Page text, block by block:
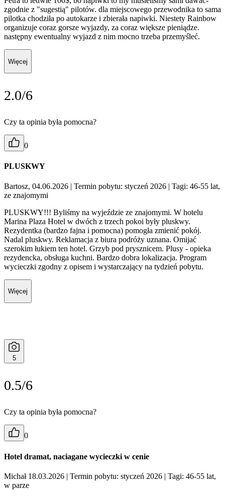
zgodnie z "sugestią" pilotów. dla miejscowego przewodnika to sama
pilotka chodziła po autokarze i zbierała napiwki. Niestety Rainbow
organizuje coraz gorsze wyjazdy, za coraz większe pieniądze.
następny ewentualny wyjazd z nim mocno trzeba przemyśleć.
Więcej
2.0/6
Czy ta opinia była pomocna?
0
PLUSKWY
Bartosz, 04.06.2026 | Termin pobytu: styczeń 2026 | Tagi: 46-55 lat,
ze znajomymi
PLUSKWY!!! Byliśmy na wyjeździe ze znajomymi. W hotelu
Marina Plaza Hotel w dwóch z trzech pokoi były pluskwy.
Rezydentka (bardzo fajna i pomocna) pomogła zmienić pokój.
Nadal pluskwy. Reklamacja z biura podróży uznana. Omijać
szerokim łukiem ten hotel. Grzyb pod prysznicem. Plusy - opieka
rezydencka, obsługa kuchni. Bardzo dobra lokalizacja. Program
wycieczki zgodny z opisem i wystarczający na tydzień pobytu.
Więcej
5
0.5/6
Czy ta opinia była pomocna?
0
Hotel dramat, naciagane wycieczki w cenie
Michał 18.03.2026 | Termin pobytu: styczeń 2026 | Tagi: 46-55 lat,
w parze